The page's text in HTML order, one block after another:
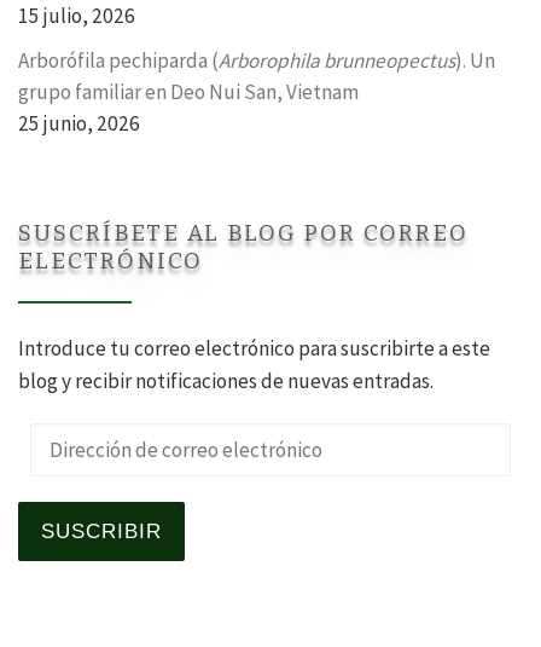
15 julio, 2026
Arborófila pechiparda (Arborophila brunneopectus). Un
grupo familiar en Deo Nui San, Vietnam
25 junio, 2026
SUSCRÍBETE AL BLOG POR CORREO
ELECTRÓNICO
Introduce tu correo electrónico para suscribirte a este
blog y recibir notificaciones de nuevas entradas.
Dirección de correo electrónico
SUSCRIBIR